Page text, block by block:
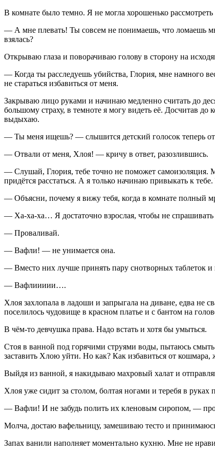
В комнате было темно. Я не могла хорошенько
— А мне плевать! Ты совсем не понимаешь, что ломаешь
взялась?
Открываю глаза и поворачиваю голову в сторону на
— Когда ты расследуешь убийства, Глория, мне намного
не стараться избавиться от меня.
Закрываю лицо руками и начинаю медленно считать до
большому страху, в темноте я могу видеть её. Досчитав
выдыхаю.
— Ты меня ищешь? — слышится детский голосок теперь
— Отвали от меня, Хлоя! — кричу в ответ, разозлившись.
— Слушай, Глория, тебе точно не поможет самоизоляция.
придётся расстаться. А я только начинаю привыкать к
— Объясни, почему я вижу тебя, когда в комнате полный
— Ха-ха-ха… Я достаточно взрослая, чтобы не
— Проваливай.
— Вафли! — не унимается она.
— Вместо них лучше принять пару снотворных таблеток и
— Вафлиииии….
Хлоя захлопала в ладоши и запрыгала на диване, едва не
поселилось чудовище в красном платье и с бантом на
В чём-то девчушка права. Надо встать и хотя бы умыться.
Стоя в ванной под горячими струями воды, пытаюсь
заставить Хлою уйти. Но как? Как избавиться от
Выйдя из ванной, я накидываю махровый халат и
Хлоя уже сидит за столом, болтая ногами и теребя в
— Вафли! И не забудь полить их кленовым сиропом, —
Молча, достаю вафельницу, замешиваю тесто и принимаюсь
Запах ванили наполняет моментально кухню. Мне не